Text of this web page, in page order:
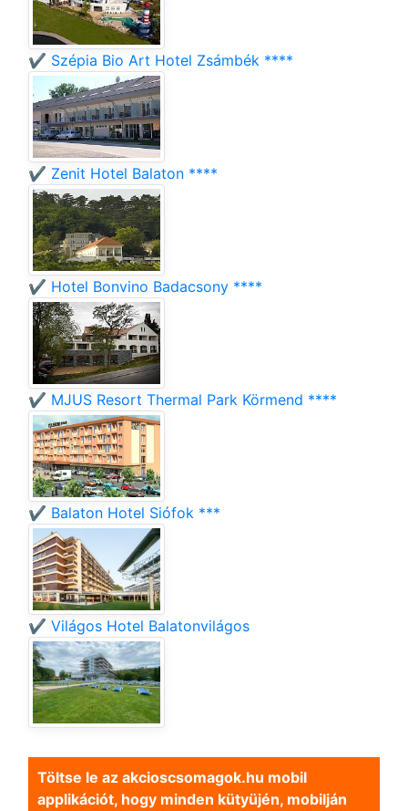
✔️ Szépia Bio Art Hotel Zsámbék ****
✔️ Zenit Hotel Balaton ****
✔️ Hotel Bonvino Badacsony ****
✔️ MJUS Resort Thermal Park Körmend ****
✔️ Balaton Hotel Siófok ***
✔️ Világos Hotel Balatonvilágos
Töltse le az akcioscsomagok.hu mobil
applikációt, hogy minden kütyüjén, mobilján